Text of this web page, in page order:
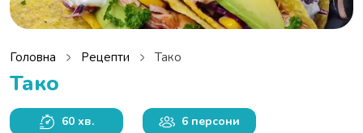
Головна Рецепти Тако
Тако
60 хв. 6 персони